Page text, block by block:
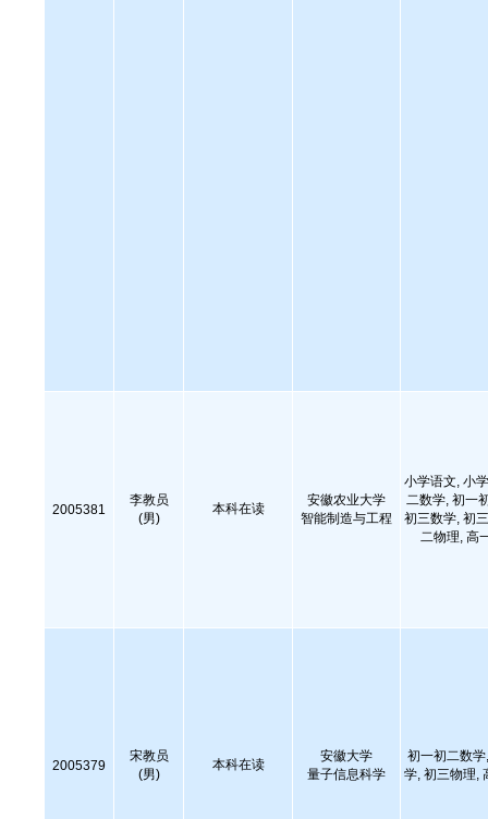
2005381
李教员
(男)
本科在读
安徽农业大学
智能制造与工程
小学语文, 小
二数学, 初一
初三数学, 初
二物理, 高
2005379
宋教员
(男)
本科在读
安徽大学
量子信息科学
初一初二数
学, 初三物理,